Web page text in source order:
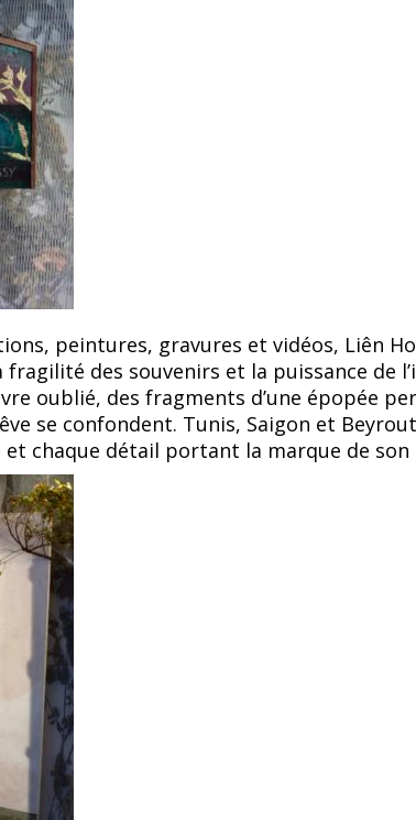
peintures, gravures et vidéos, Liên
fragilité des souvenirs et la puissance de
oublié, des fragments d’une épopée
se confondent. Tunis, Saigon et
et chaque détail portant la marque de